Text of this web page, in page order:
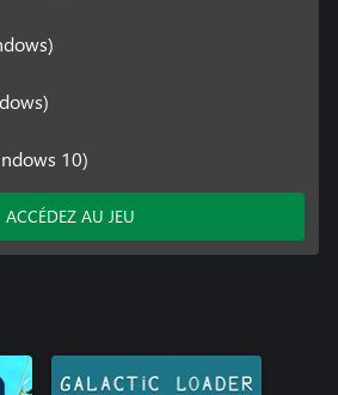
10)
ACCÉDEZ AU JEU